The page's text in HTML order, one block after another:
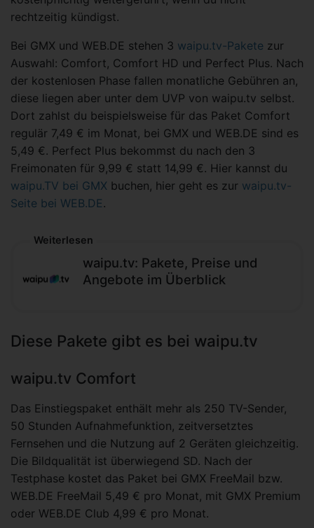
rechtzeitig kündigst.
Bei GMX und WEB.DE stehen 3 waipu.tv-Pakete zur
Auswahl: Comfort, Comfort HD und Perfect Plus. Nach
der kostenlosen Phase fallen monatliche Gebühren an,
diese liegen aber unter dem UVP von waipu.tv selbst.
Dort zahlst du beispielsweise für das Paket Comfort
regulär 7,49 € im Monat, bei GMX und WEB.DE sind es
5,49 €. Perfect Plus bekommst du nach den 3
Freimonaten für 9,99 € statt 14,99 €. Hier kannst du
waipu.TV bei GMX buchen, hier geht es zur waipu.tv-
Seite bei WEB.DE.
Weiterlesen
waipu.tv: Pakete, Preise und
Angebote im Überblick
Diese Pakete gibt es bei waipu.tv
waipu.tv Comfort
Das Einstiegspaket enthält mehr als 250 TV-Sender,
50 Stunden Aufnahmefunktion, zeitversetztes
Fernsehen und die Nutzung auf 2 Geräten gleichzeitig.
Die Bildqualität ist überwiegend SD. Nach der
Testphase kostet das Paket bei GMX FreeMail bzw.
WEB.DE FreeMail 5,49 € pro Monat, mit GMX Premium
oder WEB.DE Club 4,99 € pro Monat.